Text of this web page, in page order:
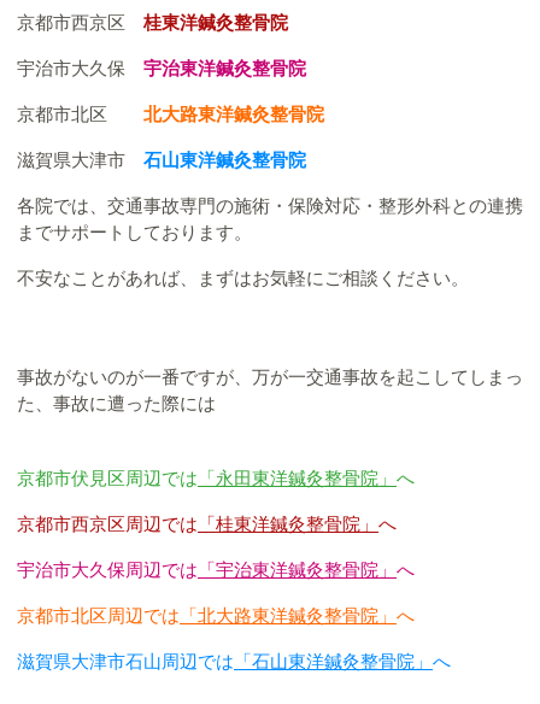
京都市西京区 桂東洋鍼灸整骨院
宇治市大久保 宇治東洋鍼灸整骨院
京都市北区 北大路東洋鍼灸整骨院
滋賀県大津市 石山東洋鍼灸整骨院
各院では、交通事故専門の施術・保険対応・整形外科との連携
までサポートしております。
不安なことがあれば、まずはお気軽にご相談ください。
事故がないのが一番ですが、万が一交通事故を起こしてしまっ
た、事故に遭った際には
京都市伏見区周辺では 「永田東洋鍼灸整骨院」 へ
京都市西京区周辺では 「桂東洋鍼灸整骨院」 へ
宇治市大久保周辺では 「宇治東洋鍼灸整骨院」 へ
京都市北区周辺では 「北大路東洋鍼灸整骨院」 へ
滋賀県大津市石山周辺では 「石山東洋鍼灸整骨院」 へ